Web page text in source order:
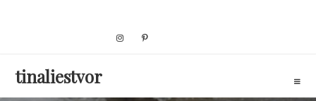
tinaliestvor